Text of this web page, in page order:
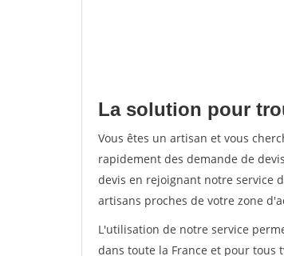
La solution pour
Vous êtes un artisan et vous
rapidement des demande de
devis en rejoignant notre service
artisans proches de votre zone
L'utilisation de notre service
dans toute la France et pour tous